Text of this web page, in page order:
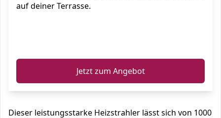
auf deiner Terrasse.
Jetzt zum Angebot
Dieser leistungsstarke Heizstrahler lässt sich von 1000